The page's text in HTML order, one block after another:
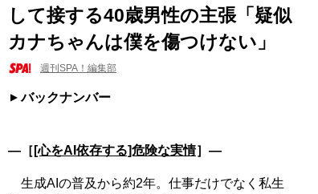
して接する40歳男性の主張「疑似
カナちゃんは僕を傷つけない」
週刊SPA！編集部
バックナンバー
―［ [心をAI依存する]危険な実情］―
生成AIの普及から約2年。仕事だけでなく私生